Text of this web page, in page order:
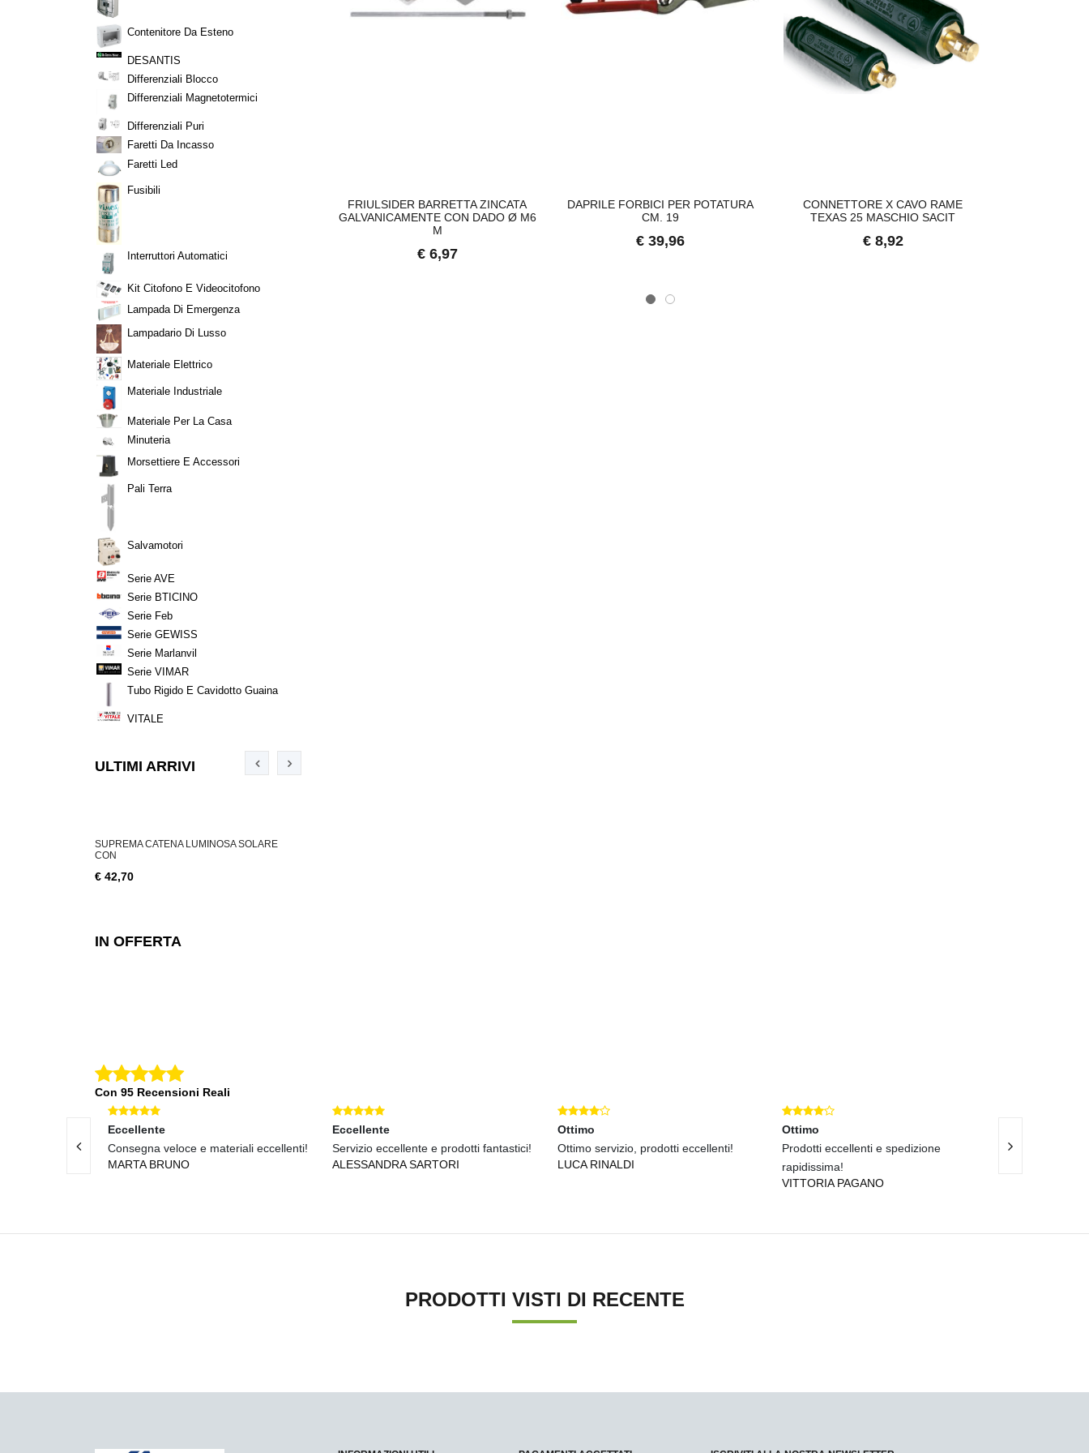
Contenitore Da Esteno
DESANTIS
Differenziali Blocco
Differenziali Magnetotermici
Differenziali Puri
Faretti Da Incasso
Faretti Led
Fusibili
Interruttori Automatici
Kit Citofono E Videocitofono
Lampada Di Emergenza
Lampadario Di Lusso
Materiale Elettrico
Materiale Industriale
Materiale Per La Casa
Minuteria
Morsettiere E Accessori
Pali Terra
Salvamotori
Serie AVE
Serie BTICINO
Serie Feb
Serie GEWISS
Serie Marlanvil
Serie VIMAR
Tubo Rigido E Cavidotto Guaina
VITALE
ULTIMI ARRIVI
SUPREMA CATENA LUMINOSA SOLARE
CON
€ 42,70
IN OFFERTA
€ 9,54
FRIULSIDER BARRETTA ZINCATA
GALVANICAMENTE CON DADO Ø M6
M
€ 6,97
DAPRILE FORBICI PER POTATURA
CM. 19
€ 39,96
CONNETTORE X CAVO RAME
TEXAS 25 MASCHIO SACIT
€ 8,92
Con 95 Recensioni Reali
Eccellente
Consegna veloce e materiali eccellenti!
MARTA BRUNO
Eccellente
Servizio eccellente e prodotti fantastici!
ALESSANDRA SARTORI
Ottimo
Ottimo servizio, prodotti eccellenti!
LUCA RINALDI
Ottimo
Prodotti eccellenti e spedizione
rapidissima!
VITTORIA PAGANO
Qualit
PRODOTTI VISTI DI RECENTE